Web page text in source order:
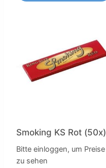
Smoking KS Rot (50x)
Bitte einloggen, um Preise
zu sehen